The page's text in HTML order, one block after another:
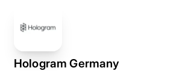
Hologram Germany